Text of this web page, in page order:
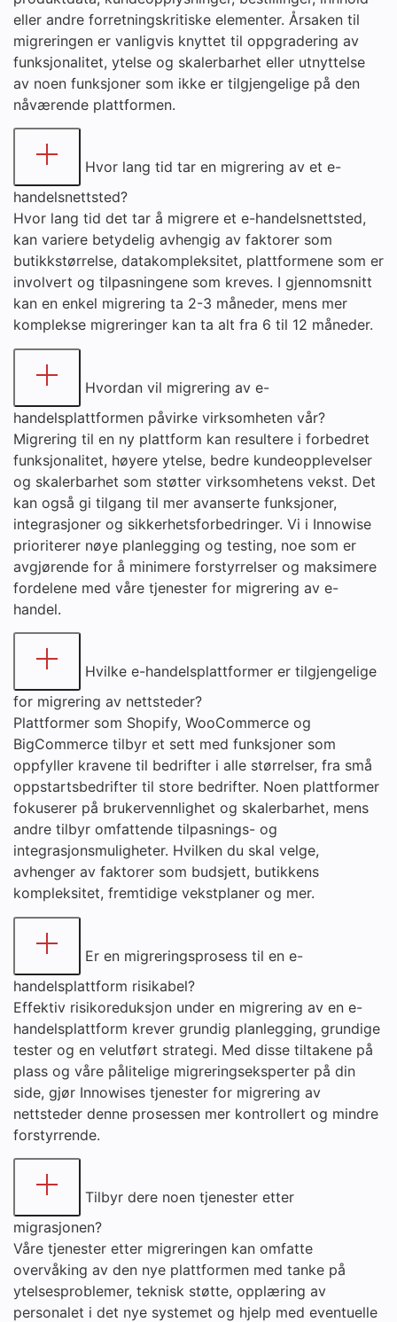
eller andre forretningskritiske elementer. Årsaken til
migreringen er vanligvis knyttet til oppgradering av
funksjonalitet, ytelse og skalerbarhet eller utnyttelse
av noen funksjoner som ikke er tilgjengelige på den
nåværende plattformen.
Hvor lang tid tar en migrering av et e-
handelsnettsted?
Hvor lang tid det tar å migrere et e-handelsnettsted,
kan variere betydelig avhengig av faktorer som
butikkstørrelse, datakompleksitet, plattformene som er
involvert og tilpasningene som kreves. I gjennomsnitt
kan en enkel migrering ta 2-3 måneder, mens mer
komplekse migreringer kan ta alt fra 6 til 12 måneder.
Hvordan vil migrering av e-
handelsplattformen påvirke virksomheten vår?
Migrering til en ny plattform kan resultere i forbedret
funksjonalitet, høyere ytelse, bedre kundeopplevelser
og skalerbarhet som støtter virksomhetens vekst. Det
kan også gi tilgang til mer avanserte funksjoner,
integrasjoner og sikkerhetsforbedringer. Vi i Innowise
prioriterer nøye planlegging og testing, noe som er
avgjørende for å minimere forstyrrelser og maksimere
fordelene med våre tjenester for migrering av e-
handel.
Hvilke e-handelsplattformer er tilgjengelige
for migrering av nettsteder?
Plattformer som Shopify, WooCommerce og
BigCommerce tilbyr et sett med funksjoner som
oppfyller kravene til bedrifter i alle størrelser, fra små
oppstartsbedrifter til store bedrifter. Noen plattformer
fokuserer på brukervennlighet og skalerbarhet, mens
andre tilbyr omfattende tilpasnings- og
integrasjonsmuligheter. Hvilken du skal velge,
avhenger av faktorer som budsjett, butikkens
kompleksitet, fremtidige vekstplaner og mer.
Er en migreringsprosess til en e-
handelsplattform risikabel?
Effektiv risikoreduksjon under en migrering av en e-
handelsplattform krever grundig planlegging, grundige
tester og en velutført strategi. Med disse tiltakene på
plass og våre pålitelige migreringseksperter på din
side, gjør Innowises tjenester for migrering av
nettsteder denne prosessen mer kontrollert og mindre
forstyrrende.
Tilbyr dere noen tjenester etter
migrasjonen?
Våre tjenester etter migreringen kan omfatte
overvåking av den nye plattformen med tanke på
ytelsesproblemer, teknisk støtte, opplæring av
personalet i det nye systemet og hjelp med eventuelle